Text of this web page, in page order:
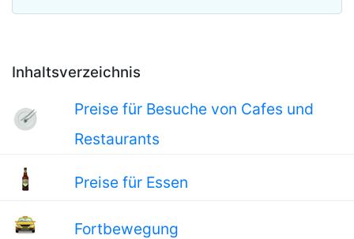
Inhaltsverzeichnis
Preise für Besuche von Cafes und
Restaurants
Preise für Essen
Fortbewegung